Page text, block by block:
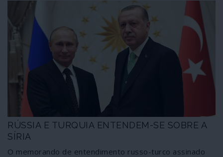
Síria transformaram-se numa apocalíptica máquina de
morte e, apesar disso, Bachar al-Assad emergiu como
vencedor do conflito e tendo ao lado uma grande
potência, a Rússia. Mais uma vez o Ocidente tomou os
desejos por realidades, leu a narrativa dos
acontecimentos ao contrário e saiu humilhado. Só que
isso custou milhões de vítimas, uma crise de refugiados
e deixou um país e um povo em ruínas.
RÚSSIA E TURQUIA ENTENDEM-SE SOBRE A
SÍRIA
O memorando de entendimento russo-turco assinado